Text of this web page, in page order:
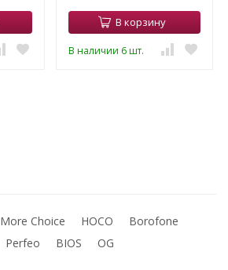
В корзину
В наличии 6 шт.
More Choice HOCO
Borofone
Perfeo BIOS OG